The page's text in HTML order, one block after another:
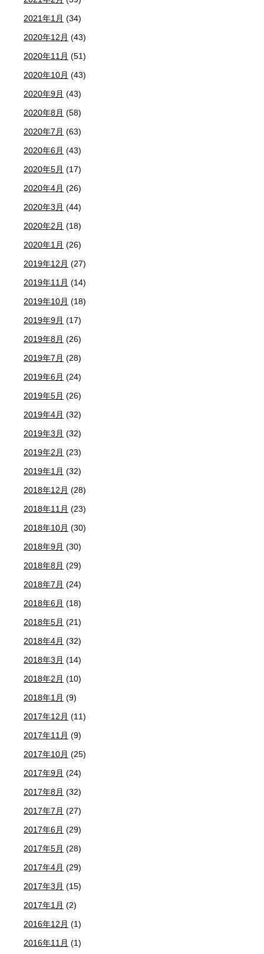
2021年1月 (34)
2020年12月 (43)
2020年11月 (51)
2020年10月 (43)
2020年9月 (43)
2020年8月 (58)
2020年7月 (63)
2020年6月 (43)
2020年5月 (17)
2020年4月 (26)
2020年3月 (44)
2020年2月 (18)
2020年1月 (26)
2019年12月 (27)
2019年11月 (14)
2019年10月 (18)
2019年9月 (17)
2019年8月 (26)
2019年7月 (28)
2019年6月 (24)
2019年5月 (26)
2019年4月 (32)
2019年3月 (32)
2019年2月 (23)
2019年1月 (32)
2018年12月 (28)
2018年11月 (23)
2018年10月 (30)
2018年9月 (30)
2018年8月 (29)
2018年7月 (24)
2018年6月 (18)
2018年5月 (21)
2018年4月 (32)
2018年3月 (14)
2018年2月 (10)
2018年1月 (9)
2017年12月 (11)
2017年11月 (9)
2017年10月 (25)
2017年9月 (24)
2017年8月 (32)
2017年7月 (27)
2017年6月 (29)
2017年5月 (28)
2017年4月 (29)
2017年3月 (15)
2017年1月 (2)
2016年12月 (1)
2016年11月 (1)